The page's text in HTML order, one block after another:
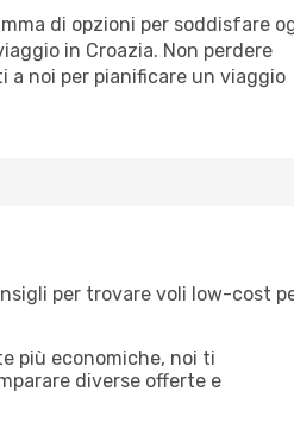
di opzioni per soddisfare
in Croazia. Non perdere
a noi per pianificare un viaggio
per trovare voli low-cost
più economiche, noi ti
diverse offerte e